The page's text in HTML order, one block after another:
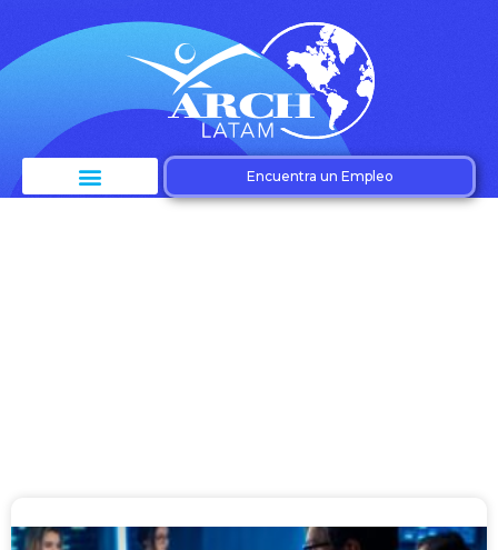
Encuentra un Empleo